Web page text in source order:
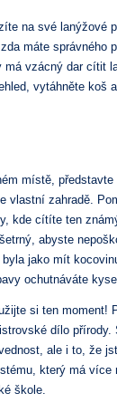
na své lanýžové
máte správného
má vzácný dar cítit
vytáhněte koš
místě,
vlastní zahradě.
kde cítíte ten
abyste
jako mít
ochutnáváte
si ten moment!
dílo
ale i to, že
který má více
škole.